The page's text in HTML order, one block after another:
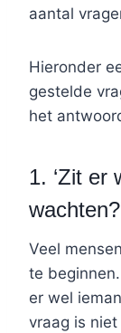
aantal
Hieronder
gestelde
het
1. ‘Zit er
Veel
te
er wel
vraag is